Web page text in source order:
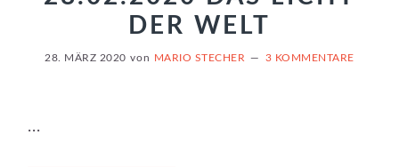
DER WELT
28. MÄRZ 2020 von MARIO STECHER 3 KOMMENTARE
...